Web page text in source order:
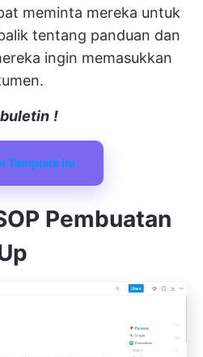
meminta mereka untuk
tentang panduan dan
ingin memasukkan
!
Template Ini
Pembuatan